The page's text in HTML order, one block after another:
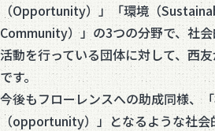
（Opportunity）」「環境（
Community）」の3つの分野で、社
活動を行っている団体に対して、西
です。
今後もフローレンスへの助成同様、
（opportunity）」となるような社会